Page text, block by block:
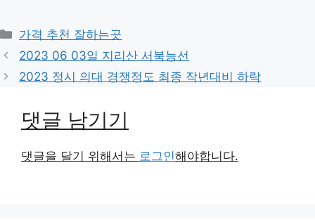
카
테
리
가격 추천 잘하는곳
2023 06 03일 지리산 서북능선
2023 정시 의대 경쟁정도 최종 작년대비 하락
댓글 남기기
댓글을 달기 위해서는 로그인해야합니다.